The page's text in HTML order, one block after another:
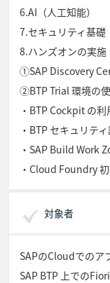
6.AI（人工知能）
7.セキュリティ基礎
8.ハンズオンの実施
①SAP Discovery
②BTP Trial 環境の
・BTP Cockpit の利
・BTP セキュリテ
・SAP Build Work
・Cloud Foundry
対象者
SAPのCloudでのア
SAP BTP 上での